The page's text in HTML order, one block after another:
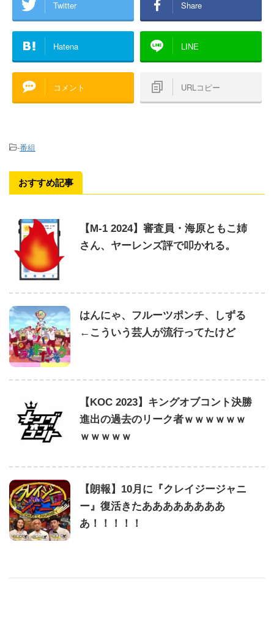
Twitter Share
Hatena LINE
コメント URLコピー
-番組
おすすめ記事
【M-1 2024】審査員・海原ともこ姉
さん、ヤーレンズ評で叩かれる。
はんにゃ、フルーツポンチ、しずる
←こういう芸人が流行ってたけど
【KOC 2023】キングオブコント決勝
進出の過去のリーク者ｗｗｗｗｗｗ
ｗｗｗｗｗ
【朗報】10月に『クレイジージャニ
ー』復活きたああああああああ
あ！！！！！